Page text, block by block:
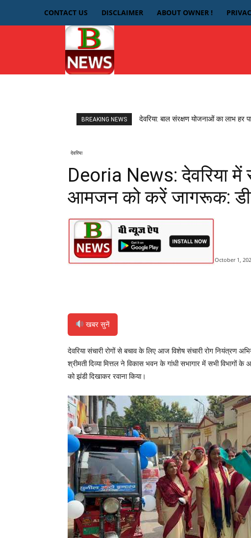
CONTACT US DISCLAIMER ABOUT OWNER !
BREAKING NEWS देवरिया: बाल संरक्षण योजनाओं का लाभ हर
देवरिया
Deoria News: देवरिया में
आमजन को करें जागरूक:
October 1,
खबर सुनें
देवरिया संचारी रोगों से बचाव के लिए आज विशेष संचारी रोग नियंत्रण
श्रीमती दिव्या मित्तल ने विकास भवन के गांधी सभागार में सभी विभागों के
को झंडी दिखाकर रवाना किया।